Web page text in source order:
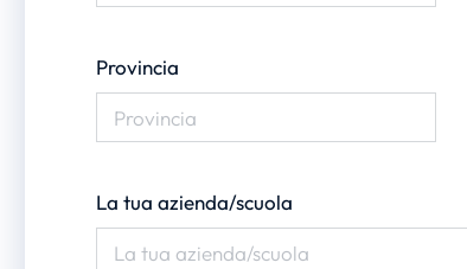
Provincia
La tua azienda/scuola